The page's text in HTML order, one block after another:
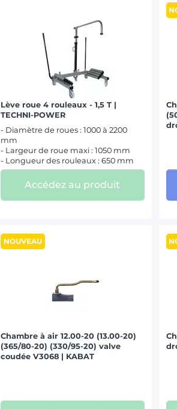
Lève roue 4 rouleaux - 1,5 T |
TECHNI-POWER
- Diamètre de roues : 1000 à 2200
mm
- Largeur de roue maxi : 1050 mm
- Longueur des rouleaux : 650 mm
Accédez au produit
NOUVEAU
Chambre à air 12.00-20 (13.00-20)
(365/80-20) (330/95-20) valve
coudée V3068 | KABAT